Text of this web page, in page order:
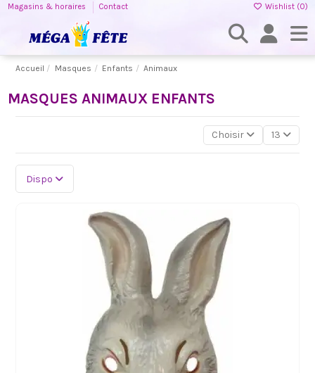
Magasins & horaires Contact Wishlist (0)
Accueil Masques Enfants Animaux
MASQUES ANIMAUX ENFANTS
Choisir 13
Dispo